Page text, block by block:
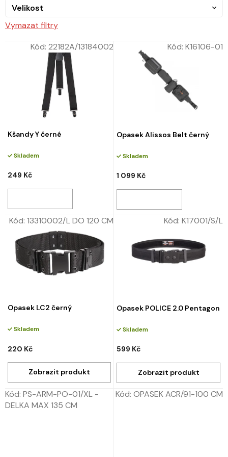
Velikost
Vymazat filtry
Kšandy Y černé
Skladem
249 Kč
Kód: 22182A/13184002
Opasek Alissos Belt černý
Skladem
1 099 Kč
Kód: K16106-01
Opasek LC2 černý
Skladem
220 Kč
Kód: 13310002/L DO 120 CM
Opasek POLICE 2.0 Pentagon
Skladem
599 Kč
Kód: K17001/S/L
Kód: PS-ARM-PO-01/XL -
DELKA MAX 135 CM
Kód: OPASEK ACR/91-100 CM